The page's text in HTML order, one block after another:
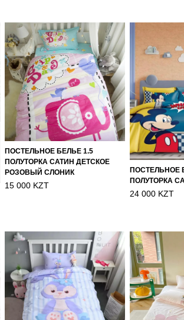
ПОСТЕЛЬНОЕ БЕЛЬЕ 1.5
ПОЛУТОРКА САТИН ДЕТСКОЕ
РОЗОВЫЙ СЛОНИК
15 000 KZT
ПОСТЕЛЬНОЕ
ПОЛУТОРКА
24 000 KZT